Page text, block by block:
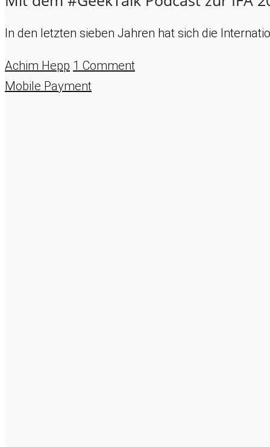
In den letzten sieben Jahren hat sich die
Achim Hepp 1 Comment
Mobile Payment